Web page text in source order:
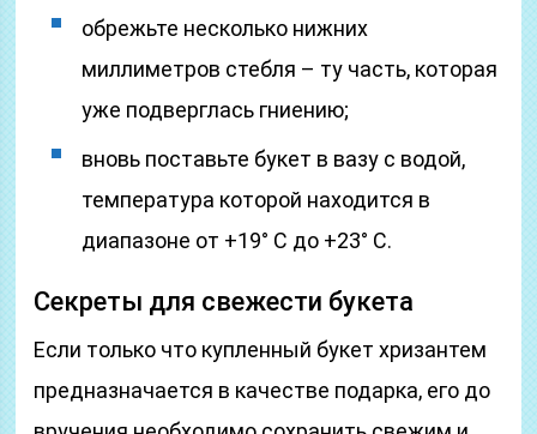
обрежьте несколько нижних
миллиметров стебля – ту часть, которая
уже подверглась гниению;
вновь поставьте букет в вазу с водой,
температура которой находится в
диапазоне от +19° С до +23° С.
Секреты для свежести букета
Если только что купленный букет хризантем
предназначается в качестве подарка, его до